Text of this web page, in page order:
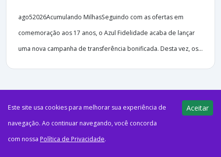
ago52026Acumulando MilhasSeguindo com as ofertas em
comemoração aos 17 anos, o Azul Fidelidade acaba de lançar
uma nova campanha de transferência bonificada. Desta vez, os...
E-Milhas 41 views
05/08/2026
Cade aprova compra de parte da
Este site usa cookies para melhorar sua experiência de
navegação. Ao continuar navegando, você concorda
com nossa Política de Privacidade.
Aceitar